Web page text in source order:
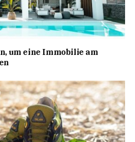
um eine Immobilie am